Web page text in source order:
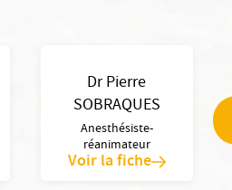
Dr Pierre
SOBRAQUES
Anesthésiste-
réanimateur
Voir la fiche